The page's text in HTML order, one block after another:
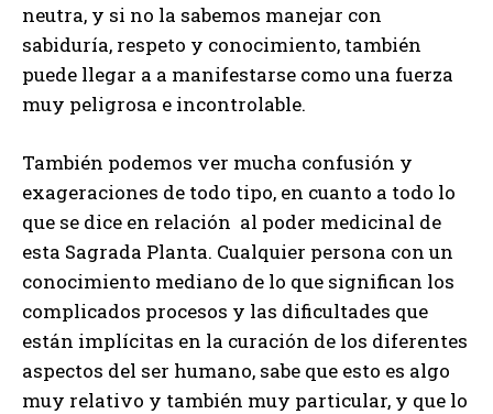
neutra, y si no la sabemos manejar con
sabiduría, respeto y conocimiento, también
puede llegar a a manifestarse como una fuerza
muy peligrosa e incontrolable.
También podemos ver mucha confusión y
exageraciones de todo tipo, en cuanto a todo lo
que se dice en relación al poder medicinal de
esta Sagrada Planta. Cualquier persona con un
conocimiento mediano de lo que significan los
complicados procesos y las dificultades que
están implícitas en la curación de los diferentes
aspectos del ser humano, sabe que esto es algo
muy relativo y también muy particular, y que lo